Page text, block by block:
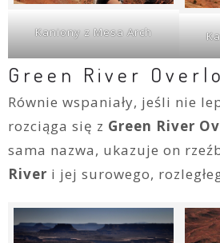
Kaniony z Mesa Arch
Green River
Równie wspaniały, jeśli nie
rozciąga się z Green River
sama nazwa, ukazuje on
River i jej surowego,